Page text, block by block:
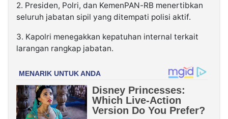
2. Presiden, Polri, dan KemenPAN-RB menertibkan
seluruh jabatan sipil yang ditempati polisi aktif.
3. Kapolri menegakkan kepatuhan internal terkait
larangan rangkap jabatan.